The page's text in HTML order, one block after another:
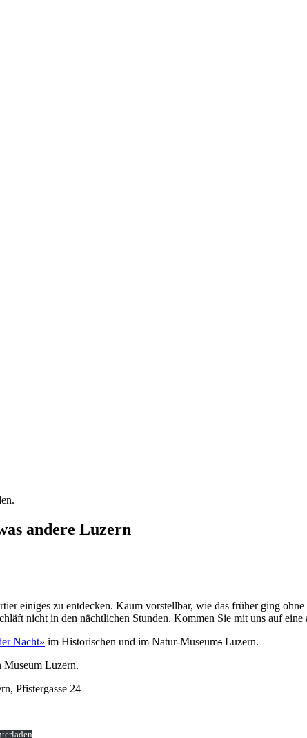
andere Luzern
einiges zu entdecken. Kaum vorstellbar, wie das früher ging
nicht in den nächtlichen Stunden. Kommen Sie mit uns auf
Nacht» im Historischen und im Natur-Museums Luzern.
Luzern.
Pfistergasse 24